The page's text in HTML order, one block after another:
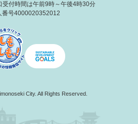
付時間は午前9時～午後4時30分
番号4000020352012
City. All Rights Reserved.